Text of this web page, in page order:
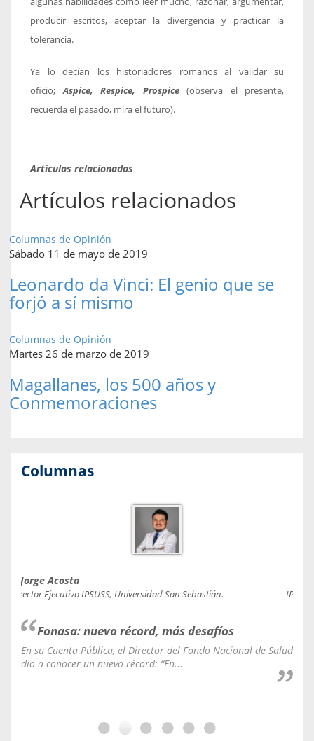
producir escritos, aceptar la divergencia y practicar la
tolerancia.
Ya lo decían los historiadores romanos al validar su
oficio;Aspice, Respice, Prospice(observa el presente,
recuerda el pasado, mira el futuro).
Artículos relacionados
Artículos relacionados
Columnas de Opinión
Sábado 11 de mayo de 2019
Leonardo da Vinci: El genio que se
forjó a sí mismo
Columnas de Opinión
Martes 26 de marzo de 2019
Magallanes, los 500 años y
Conmemoraciones
Columnas
Jorge Acosta
Director Ejecutivo IPSUSS, Universidad San Sebastián.
Fonasa: nuevo récord, más desafíos
En su Cuenta Pública, el Director del Fondo Nacional de Salud
dio a conocer un nuevo récord: “En...